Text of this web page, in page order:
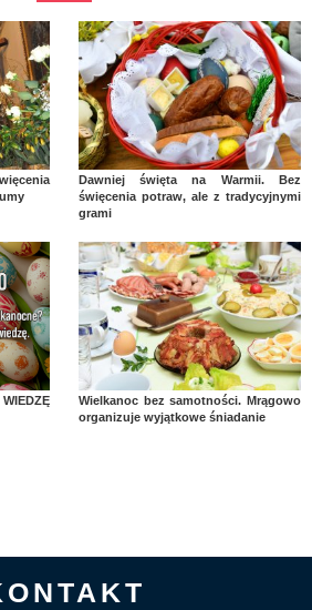
Dawniej święta na Warmii. Bez
święcenia potraw, ale z tradycyjnymi
grami
Wielkanoc bez samotności. Mrągowo
organizuje wyjątkowe śniadanie